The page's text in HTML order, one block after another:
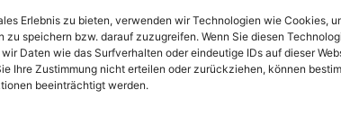
Erlebnis zu bieten, verwenden wir Technologien wie Cookies,
zu speichern bzw. darauf zuzugreifen. Wenn Sie diesen
Daten wie das Surfverhalten oder eindeutige IDs auf dieser
Ihre Zustimmung nicht erteilen oder zurückziehen, können
beeinträchtigt werden.
finden, der auf Ihr
ist